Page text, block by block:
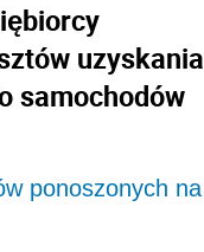
uzyskania
samochodów
ponoszonych na